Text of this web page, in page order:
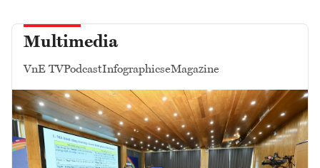
Multimedia
VnE TVPodcastInfographicseMagazine